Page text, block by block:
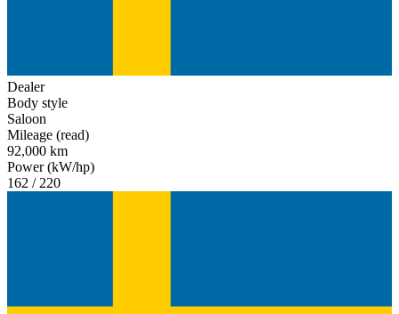
Dealer
Body style
Saloon
Mileage (read)
92,000 km
Power (kW/hp)
162 / 220